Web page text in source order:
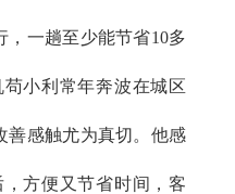
，一趟至少能节省10多
小利常年奔波在城区
善感触尤为真切。他感
方便又节省时间，客